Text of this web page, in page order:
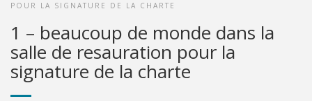
POUR LA SIGNATURE DE LA CHARTE
1 – beaucoup de monde dans la
salle de resauration pour la
signature de la charte